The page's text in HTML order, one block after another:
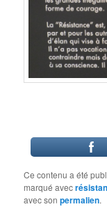
Ce contenu a été
marqué avec
avec sonpermalien.